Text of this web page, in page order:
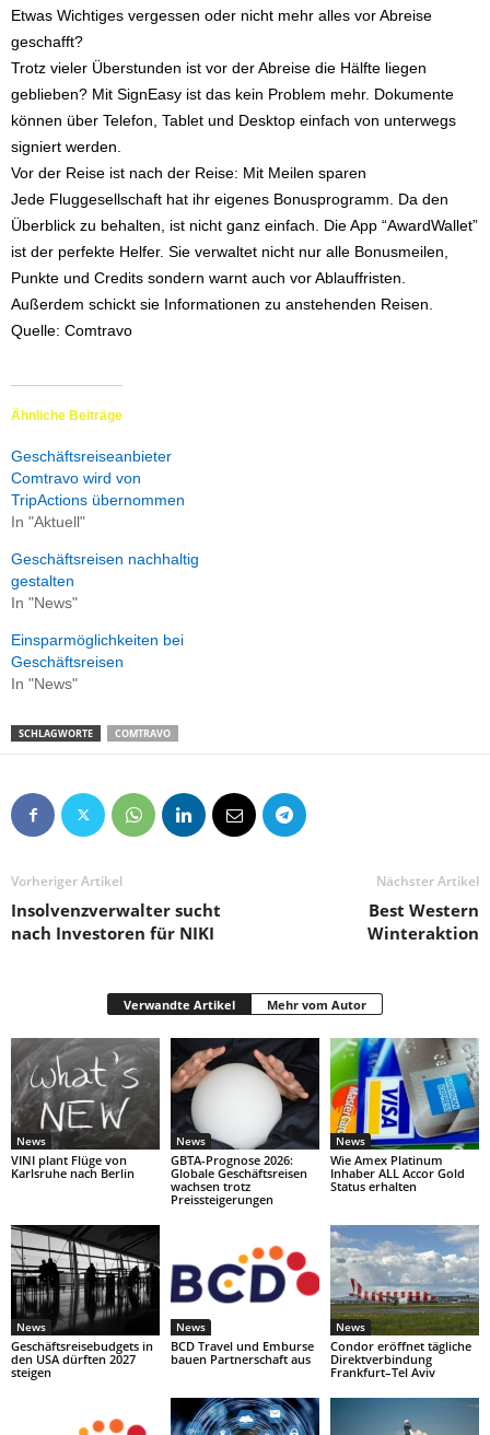
Etwas Wichtiges vergessen oder nicht mehr alles vor Abreise
geschafft?
Trotz vieler Überstunden ist vor der Abreise die Hälfte liegen
geblieben? Mit SignEasy ist das kein Problem mehr. Dokumente
können über Telefon, Tablet und Desktop einfach von unterwegs
signiert werden.
Vor der Reise ist nach der Reise: Mit Meilen sparen
Jede Fluggesellschaft hat ihr eigenes Bonusprogramm. Da den
Überblick zu behalten, ist nicht ganz einfach. Die App “AwardWallet”
ist der perfekte Helfer. Sie verwaltet nicht nur alle Bonusmeilen,
Punkte und Credits sondern warnt auch vor Ablauffristen.
Außerdem schickt sie Informationen zu anstehenden Reisen.
Quelle: Comtravo
Ähnliche Beiträge
Geschäftsreiseanbieter
Comtravo wird von
TripActions übernommen
In "Aktuell"
Geschäftsreisen nachhaltig
gestalten
In "News"
Einsparmöglichkeiten bei
Geschäftsreisen
In "News"
SCHLAGWORTE COMTRAVO
Vorheriger Artikel
Insolvenzverwalter sucht
nach Investoren für NIKI
Nächster Artikel
Best Western
Winteraktion
Verwandte Artikel Mehr vom Autor
News
VINI plant Flüge von
Karlsruhe nach Berlin
News
GBTA-Prognose 2026:
Globale Geschäftsreisen
wachsen trotz
Preissteigerungen
News
Wie Amex Platinum
Inhaber ALL Accor Gold
Status erhalten
News
Geschäftsreisebudgets in
den USA dürften 2027
steigen
News
BCD Travel und Emburse
bauen Partnerschaft aus
News
Condor eröffnet tägliche
Direktverbindung
Frankfurt–Tel Aviv